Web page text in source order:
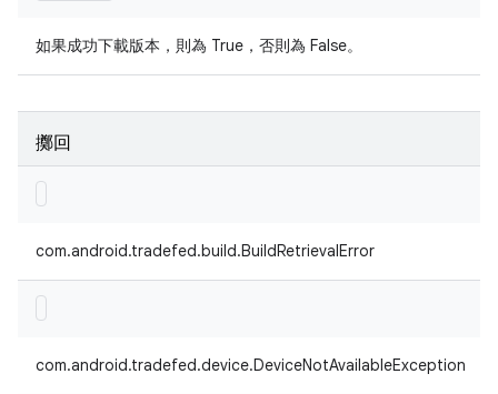
如果成功下載版本，則為 True，否則為 False。
擲回
com.android.tradefed.build.BuildRetrievalError
com.android.tradefed.device.DeviceNotAvailableException